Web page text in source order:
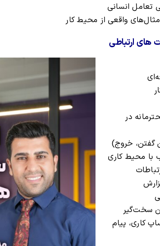
تعامل انسانی
مثال‌های واقعی از محیط کار
های ارتباطی
در
گفتن، خروج)
با محیط کاری
سخت‌گیر
کاری، پیام